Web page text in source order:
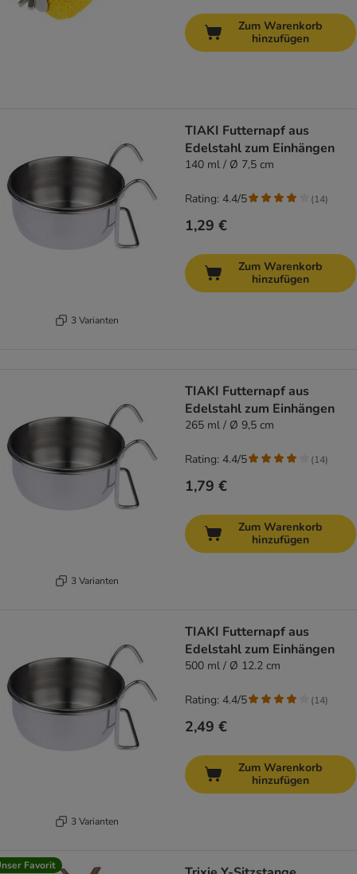
Zum Warenkorb
hinzufügen
3 Varianten
TIAKI Futternapf aus
Edelstahl zum Einhängen
140 ml / Ø 7,5 cm
1,29 €
Rating: 4.4/5 (14)
Zum Warenkorb
hinzufügen
3 Varianten
TIAKI Futternapf aus
Edelstahl zum Einhängen
265 ml / Ø 9,5 cm
1,79 €
Rating: 4.4/5 (14)
Zum Warenkorb
hinzufügen
3 Varianten
TIAKI Futternapf aus
Edelstahl zum Einhängen
500 ml / Ø 12.2 cm
2,49 €
Rating: 4.4/5 (14)
Zum Warenkorb
hinzufügen
Favorit